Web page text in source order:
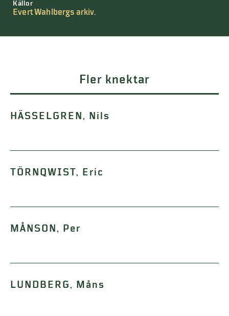
Källor
Evert Wahlbergs arkiv.
Fler knektar
HÄSSELGREN, Nils
TÖRNQWIST, Eric
MÅNSON, Per
LUNDBERG, Måns